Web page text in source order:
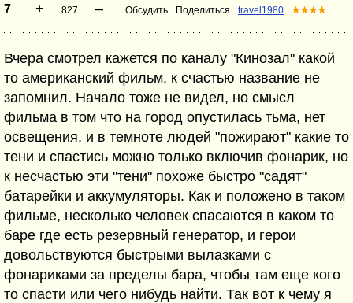
7 + 827 – Обсудить Поделиться travel1980 ★★★★
Вчера смотрел кажется по каналу "Кинозал" какой
то американский фильм, к счастью название не
запомнил. Начало тоже не видел, но смысл
фильма в том что на город опустилась тьма, нет
освещения, и в темноте людей "пожирают" какие то
тени и спастись можно только включив фонарик, но
к несчастью эти "тени" похоже быстро "садят"
батарейки и аккумуляторы. Как и положено в таком
фильме, несколько человек спасаются в каком то
баре где есть резервный генератор, и герои
довольствуются быстрыми вылазками с
фонариками за пределы бара, чтобы там еще кого
то спасти или чего нибудь найти. Так вот к чему я